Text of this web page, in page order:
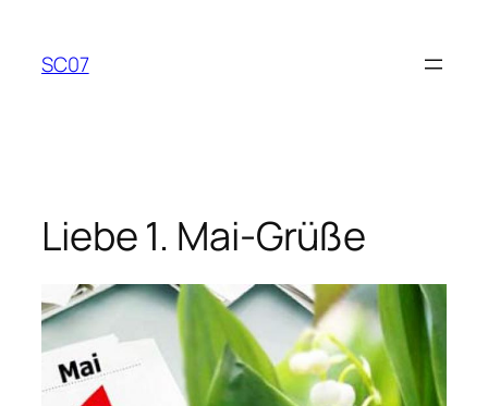
springen
SC07
Liebe 1. Mai-Grüße